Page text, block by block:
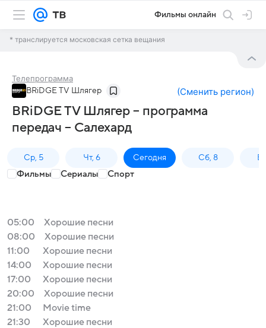
Фильмы онлайн
* транслируется московская сетка вещания
Телепрограмма
BRiDGE TV Шлягер (Сменить регион)
BRiDGE TV Шлягер – программа
передач – Салехард
Ср, 5 Чт, 6 Сегодня Сб, 8
Фильмы Сериалы Спорт
05:00
Хорошие песни
08:00
Хорошие песни
11:00
Хорошие песни
14:00
Хорошие песни
17:00
Хорошие песни
20:00
Хорошие песни
21:00
Movie time
21:30
Хорошие песни